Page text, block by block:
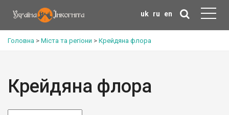
uk ru en
Головна > Міста та регіони > Крейдяна флора
Крейдяна флора